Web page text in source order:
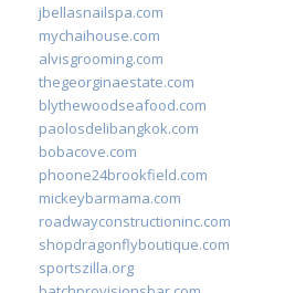
jbellasnailspa.com
mychaihouse.com
alvisgrooming.com
thegeorginaestate.com
blythewoodseafood.com
paolosdelibangkok.com
bobacove.com
phoone24brookfield.com
mickeybarmama.com
roadwayconstructioninc.com
shopdragonflyboutique.com
sportszilla.org